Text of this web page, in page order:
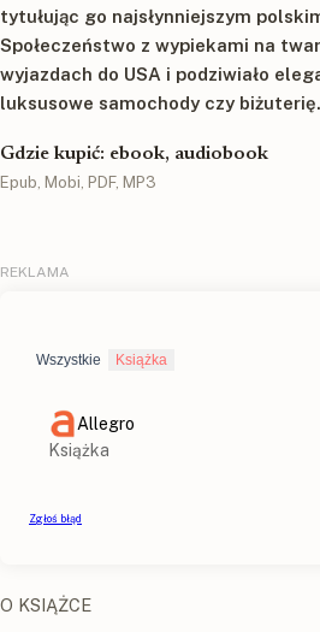
tytułując go najsłynniejszym
Społeczeństwo z wypiekami na
wyjazdach do USA i podziwiało
luksusowe samochody czy biżuterię.
Gdzie kupić: ebook, audiobook
Epub, Mobi, PDF, MP3
O KSIĄŻCE